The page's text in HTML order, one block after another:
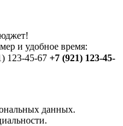
и удобное время:
123-45-67 +7 (921) 123-45-
данных.